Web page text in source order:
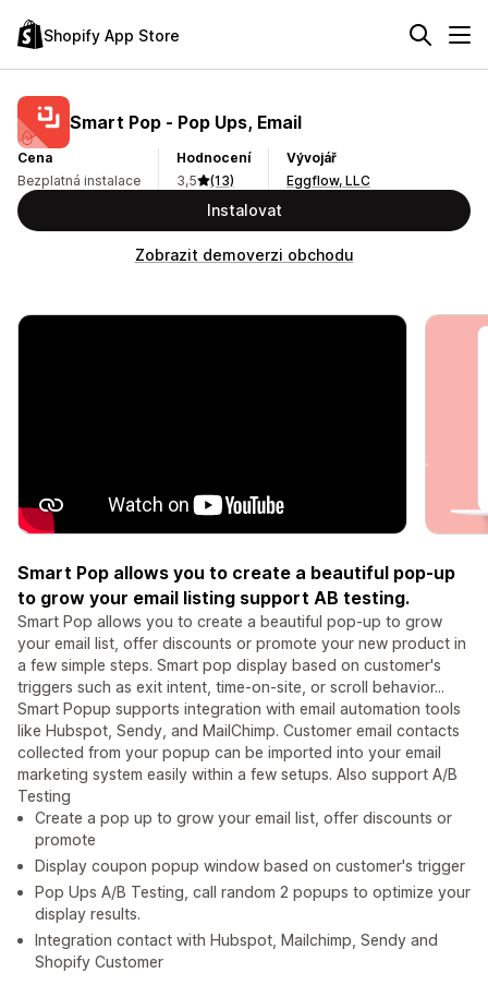
Shopify App Store
Smart Pop ‑ Pop Ups, Email
Cena
Bezplatná instalace
Hodnocení
3,5
(13)
Vývojář
Eggflow, LLC
Instalovat
Zobrazit demoverzi obchodu
Smart Pop allows you to create a beautiful pop-up
to grow your email listing support AB testing.
Smart Pop allows you to create a beautiful pop-up to grow
your email list, offer discounts or promote your new product in
a few simple steps. Smart pop display based on customer's
triggers such as exit intent, time-on-site, or scroll behavior...
Smart Popup supports integration with email automation tools
like Hubspot, Sendy, and MailChimp. Customer email contacts
collected from your popup can be imported into your email
marketing system easily within a few setups. Also support A/B
Testing
Create a pop up to grow your email list, offer discounts or
promote
Display coupon popup window based on customer's trigger
Pop Ups A/B Testing, call random 2 popups to optimize your
display results.
Integration contact with Hubspot, Mailchimp, Sendy and
Shopify Customer